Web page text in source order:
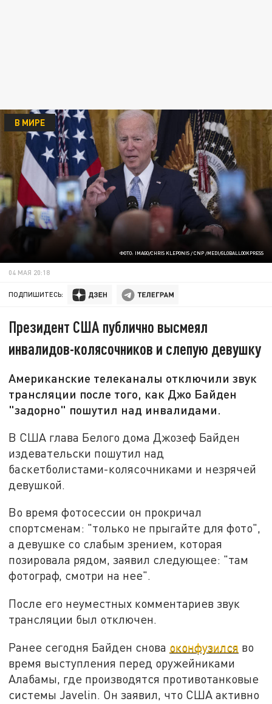
ФОТО: IMAGO/CHRIS KLEPONIS / CNP /MEDI/GLOBALLOOKPRESS
В МИРЕ
04 МАЯ 20:18
ПОДПИШИТЕСЬ:
Президент США публично высмеял
инвалидов-колясочников и слепую девушку
Американские телеканалы отключили звук
трансляции после того, как Джо Байден
"задорно" пошутил над инвалидами.
В США глава Белого дома Джозеф Байден
издевательски пошутил над
баскетболистами-колясочниками и незрячей
девушкой.
Во время фотосессии он прокричал
спортсменам: "только не прыгайте для фото",
а девушке со слабым зрением, которая
позировала рядом, заявил следующее: "там
фотограф, смотри на нее".
После его неуместных комментариев звук
трансляции был отключен.
Ранее сегодня Байден снова оконфузился во
время выступления перед оружейниками
Алабамы, где производятся противотанковые
системы Javelin. Он заявил, что США активно